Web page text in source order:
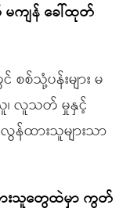
ကျန် ခေါ်ထုတ်
စစ်သုံ့ပန်းများ မ
သူ၊ လူသတ် မှုနှင့်
န်ထားသူများသာ
ားသူတွေထဲမှာ ကွတ်